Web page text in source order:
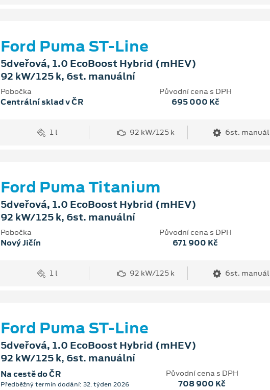
Ford Puma ST-Line
5dveřová, 1.0 EcoBoost Hybrid (mHEV)
92 kW/125 k, 6st. manuální
Pobočka
Centrální sklad v ČR
Původní cena s DPH
695 000 Kč
1 l 92 kW/125 k 6st.
Ford Puma Titanium
5dveřová, 1.0 EcoBoost Hybrid (mHEV)
92 kW/125 k, 6st. manuální
Pobočka
Nový Jičín
Původní cena s DPH
671 900 Kč
1 l 92 kW/125 k 6st.
Ford Puma ST-Line
5dveřová, 1.0 EcoBoost Hybrid (mHEV)
92 kW/125 k, 6st. manuální
Na cestě do ČR
Předběžný termín dodání: 32. týden 2026
Původní cena s DPH
708 900 Kč